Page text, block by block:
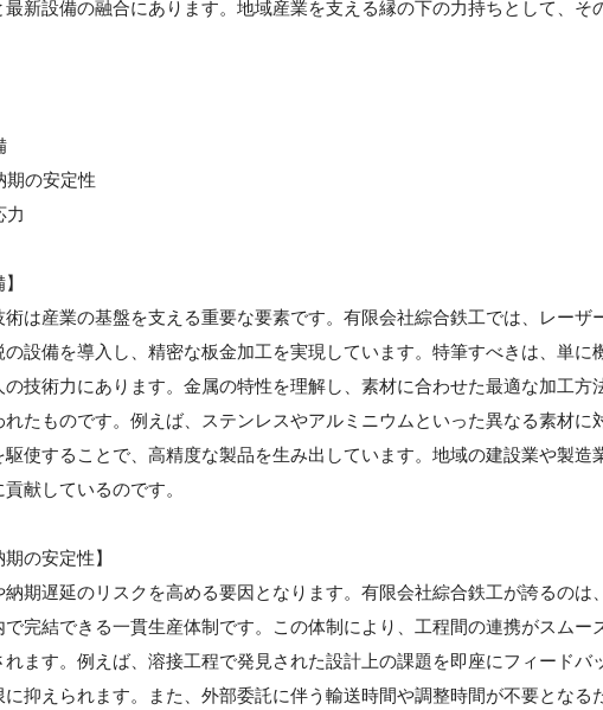
新設備の融合にあります。地域産業を支える縁の下の力持ちとして、そ
期の安定性
力
は産業の基盤を支える重要な要素です。有限会社綜合鉄工では、レーザ
設備を導入し、精密な板金加工を実現しています。特筆すべきは、単に
技術力にあります。金属の特性を理解し、素材に合わせた最適な加工方
たものです。例えば、ステンレスやアルミニウムといった異なる素材に
使することで、高精度な製品を生み出しています。地域の建設業や製造
献しているのです。
の安定性】
期遅延のリスクを高める要因となります。有限会社綜合鉄工が誇るのは、
完結できる一貫生産体制です。この体制により、工程間の連携がスムー
ます。例えば、溶接工程で発見された設計上の課題を即座にフィードバ
抑えられます。また、外部委託に伴う輸送時間や調整時間が不要となる